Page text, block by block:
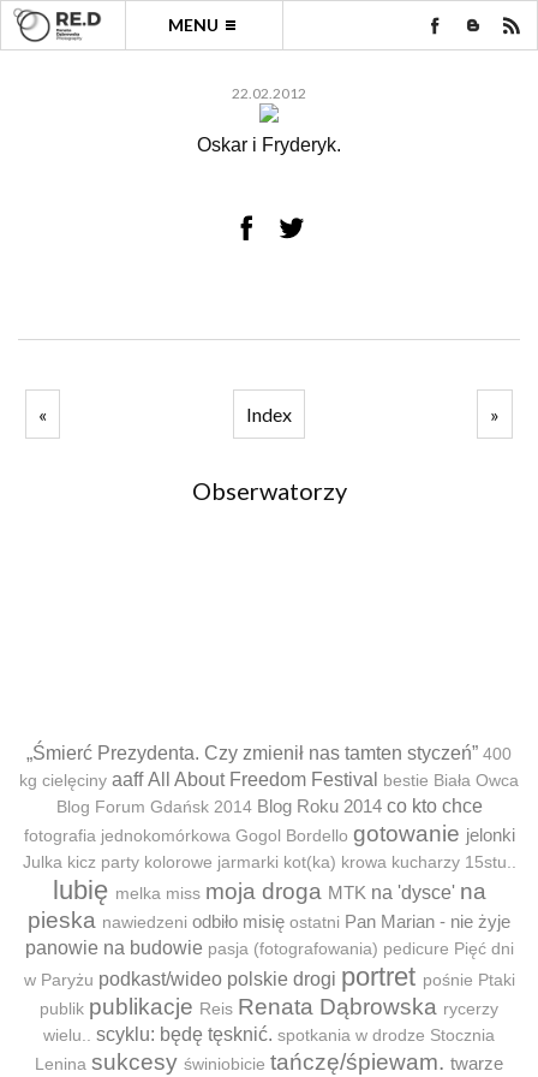
MENU
22.02.2012
Oskar i Fryderyk.
« Index »
Obserwatorzy
„Śmierć Prezydenta. Czy zmienił nas tamten styczeń” 400
kg cielęciny aaff All About Freedom Festival bestie Biała Owca
Blog Forum Gdańsk 2014 Blog Roku 2014 co kto chce
fotografia jednokomórkowa Gogol Bordello gotowanie jelonki
Julka kicz party kolorowe jarmarki kot(ka) krowa kucharzy 15stu..
lubię melka miss moja droga MTK na 'dysce' na
pieska nawiedzeni odbiło misię ostatni Pan Marian - nie żyje
panowie na budowie pasja (fotografowania) pedicure Pięć dni
w Paryżu podkast/wideo polskie drogi portret pośnie Ptaki
publik publikacje Reis Renata Dąbrowska rycerzy
wielu.. scyklu: będę tęsknić. spotkania w drodze Stocznia
Lenina sukcesy świniobicie tańczę/śpiewam. twarze